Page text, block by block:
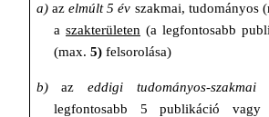
a) azelmúlt 5 év szakmai, tudományos
a szakterületen (a legfontosabb
(max. 5) felsorolása)
b)azeddigi tudományos-szakmai
legfontosabb 5 publikáció vagy